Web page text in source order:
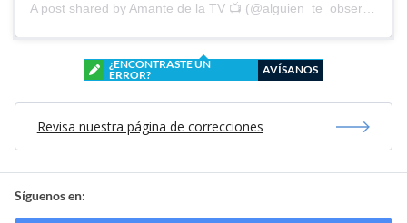
A post shared by Amante de la TV 📺 (@alguien_te_observa) on
¿ENCONTRASTE UN
ERROR?
AVÍSANOS
Revisa nuestra página de correcciones
Síguenos en: